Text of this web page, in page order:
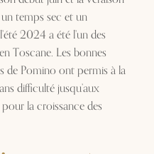
temps sec et un
2024 a été l’un des
Toscane. Les bonnes
de Pomino ont permis à la
difficulté jusqu’aux
la croissance des